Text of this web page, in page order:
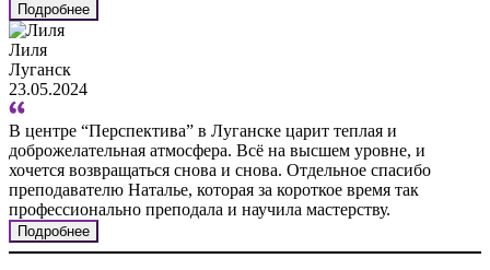
Подробнее
Лиля
Луганск
23.05.2024
В центре “Перспектива” в Луганске царит теплая и
доброжелательная атмосфера. Всё на высшем уровне, и
хочется возвращаться снова и снова. Отдельное спасибо
преподавателю Наталье, которая за короткое время так
профессионально преподала и научила мастерству.
Подробнее